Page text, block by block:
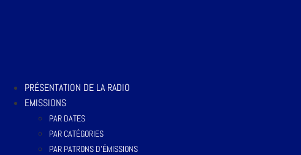
PRÉSENTATION DE LA RADIO
EMISSIONS
PAR DATES
PAR CATÉGORIES
PAR PATRONS D’ÉMISSIONS